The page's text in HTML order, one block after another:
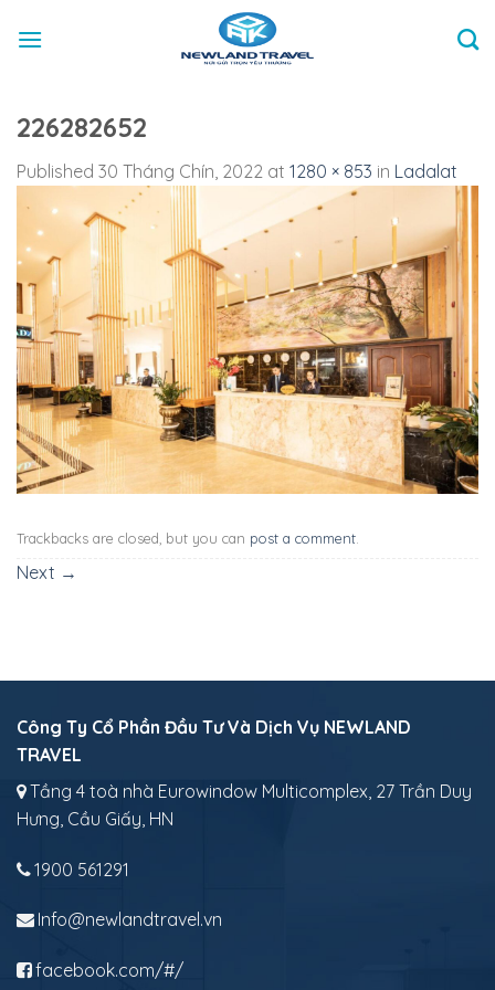
226282652
Published 30 Tháng Chín, 2022 at 1280 × 853 in Ladalat
Trackbacks are closed, but you can post a comment
Next →
Công Ty Cổ Phần Đầu Tư Và Dịch Vụ NEWLAND
TRAVEL
Tầng 4 toà nhà Eurowindow Multicomplex, 27 Trần Duy
Hưng, Cầu Giấy, HN
1900 561291
Info@newlandtravel.vn
facebook.com/#/